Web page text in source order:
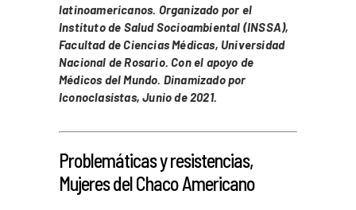
latinoamericanos. Organizado por el
Instituto de Salud Socioambiental (INSSA),
Facultad de Ciencias Médicas, Universidad
Nacional de Rosario. Con el apoyo de
Médicos del Mundo. Dinamizado por
Iconoclasistas, Junio de 2021.
Problemáticas y resistencias,
Mujeres del Chaco Americano